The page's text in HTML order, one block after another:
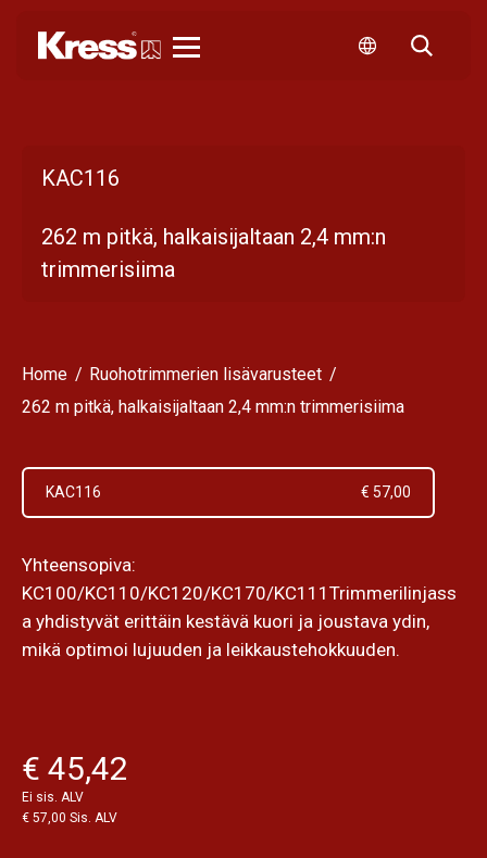
KAC116
262 m pitkä, halkaisijaltaan 2,4 mm:n
trimmerisiima
Home
Ruohotrimmerien lisävarusteet
262 m pitkä, halkaisijaltaan 2,4 mm:n trimmerisiima
KAC116 € 57,00
Yhteensopiva:
KC100/KC110/KC120/KC170/KC111Trimmerilinjass
a yhdistyvät erittäin kestävä kuori ja joustava ydin,
mikä optimoi lujuuden ja leikkaustehokkuuden.
€ 45,42
Ei sis. ALV
€ 57,00 Sis. ALV